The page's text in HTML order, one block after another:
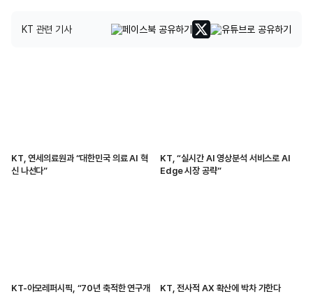
KT 관련 기사
KT, 연세의료원과 “대한민국 의료 AI 혁
신 나선다”
KT, “실시간 AI 영상분석 서비스로 AI
Edge 시장 공략”
KT-아모레퍼시픽, “70년 축적한 연구개 KT, 전사적 AX 확산에 박차 가한다